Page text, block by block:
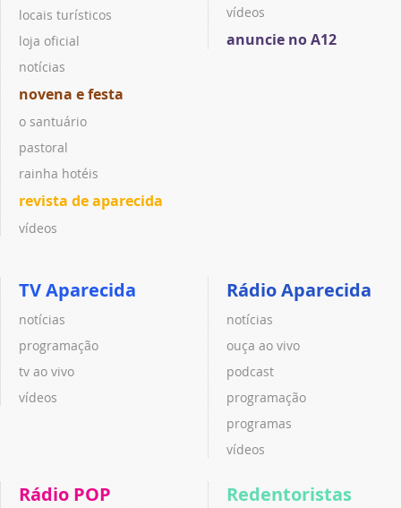
locais turísticos
loja oficial
notícias
novena e festa
o santuário
pastoral
rainha hotéis
revista de aparecida
vídeos
vídeos
anuncie no A12
TV Aparecida
notícias
programação
tv ao vivo
vídeos
Rádio Aparecida
notícias
ouça ao vivo
podcast
programação
programas
vídeos
Rádio POP Redentoristas